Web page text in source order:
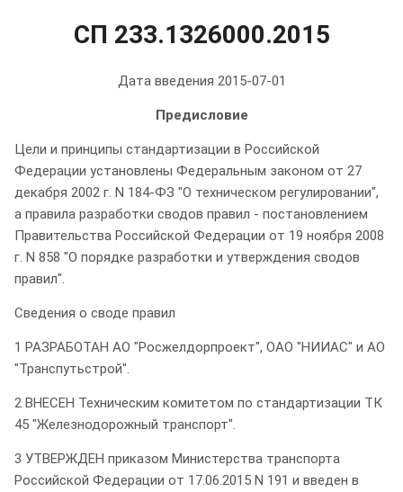
СП 233.1326000.2015
Дата введения 2015-07-01
Предисловие
Цели и принципы стандартизации в Российской
Федерации установлены Федеральным законом от 27
декабря 2002 г. N 184-ФЗ "О техническом регулировании",
а правила разработки сводов правил - постановлением
Правительства Российской Федерации от 19 ноября 2008
г. N 858 "О порядке разработки и утверждения сводов
правил".
Сведения о своде правил
1 РАЗРАБОТАН АО "Росжелдорпроект", ОАО "НИИАС" и АО
"Транспутьстрой".
2 ВНЕСЕН Техническим комитетом по стандартизации ТК
45 "Железнодорожный транспорт".
3 УТВЕРЖДЕН приказом Министерства транспорта
Российской Федерации от 17.06.2015 N 191 и введен в